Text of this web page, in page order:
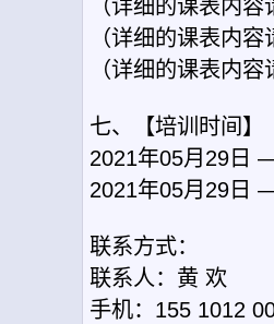
（详细的课表内
（详细的课表内
（详细的课表内
七、【培训时间】
2021年05月29日
2021年05月29日
联系方式：
联系人：黄 欢
手机：155 1012